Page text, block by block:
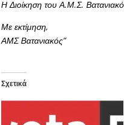
Η Διοίκηση του Α.Μ.Σ.
Με εκτίμηση,
ΑΜΣ Βατανιακός”
Σχετικά